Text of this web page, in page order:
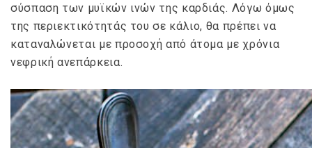
σύσπαση των μυϊκών ινών της καρδιάς. Λόγω όμως
της περιεκτικότητάς του σε κάλιο, θα πρέπει να
καταναλώνεται με προσοχή από άτομα με χρόνια
νεφρική ανεπάρκεια.